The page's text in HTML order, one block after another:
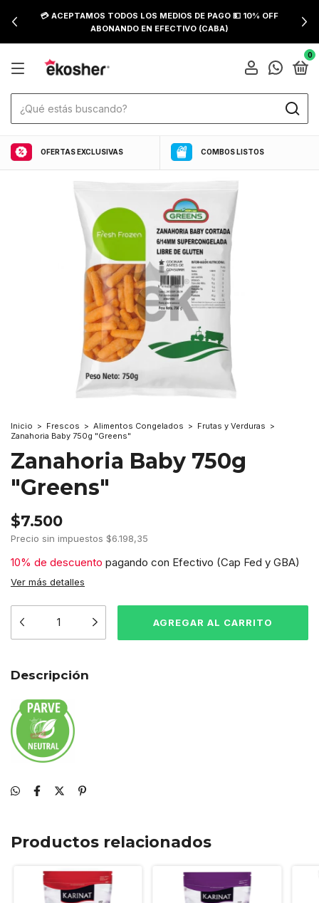
💳 ACEPTAMOS TODOS LOS MEDIOS DE PAGO 💵 10% OFF
ABONANDO EN EFECTIVO (CABA)
0
OFERTAS EXCLUSIVAS COMBOS LISTOS
Inicio > Frescos > Alimentos Congelados > Frutas y Verduras >
Zanahoria Baby 750g "Greens"
Zanahoria Baby 750g
"Greens"
$7.500
Precio sin impuestos $6.198,35
10% de descuento pagando con Efectivo (Cap Fed y GBA)
Ver más detalles
Descripción
Productos relacionados